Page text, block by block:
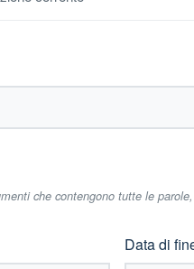
che contengono tutte le
Data di